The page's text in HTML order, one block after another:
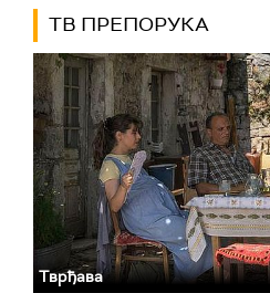
ТВ ПРЕПОРУКА
Тврђава